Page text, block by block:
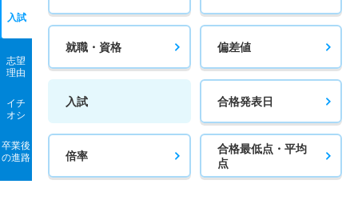
入試
志望
理由
イチ
オシ
卒業後
の進路
就職・資格 偏差値
入試 合格発表日
倍率
合格最低点・平均
点